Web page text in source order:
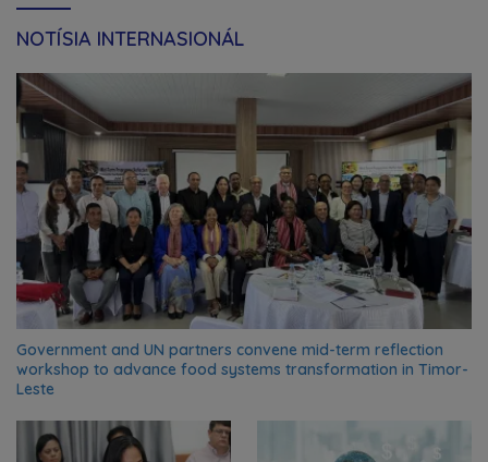
NOTÍSIA INTERNASIONÁL
Government and UN partners convene mid-term reflection
workshop to advance food systems transformation in Timor-
Leste